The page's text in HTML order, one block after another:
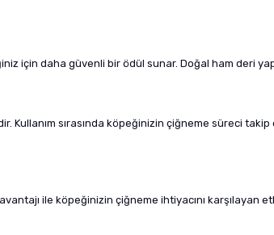
için daha güvenli bir ödül sunar. Doğal ham deri
Kullanım sırasında köpeğinizin çiğneme süreci
ile köpeğinizin çiğneme ihtiyacını